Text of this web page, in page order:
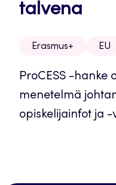
talvena
Erasmus+ EU
ProCESS -hanke
menetelmä
opiskelijainfot ja -